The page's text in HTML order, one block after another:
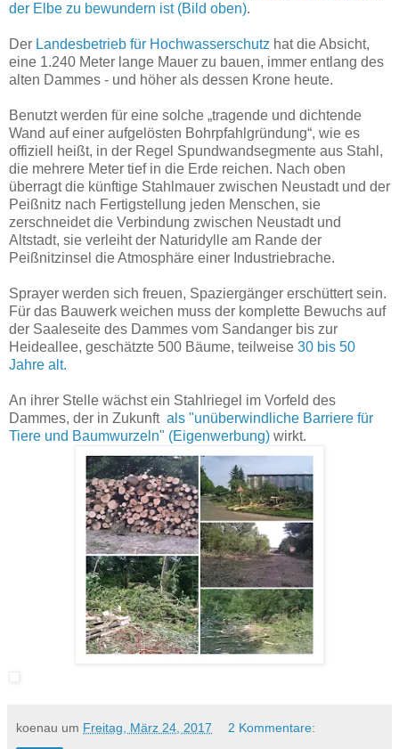
der Elbe zu bewundern ist (Bild oben).
Der Landesbetrieb für Hochwasserschutz hat die Absicht,
eine 1.240 Meter lange Mauer zu bauen, immer entlang des
alten Dammes - und höher als dessen Krone heute.
Benutzt werden für eine solche „tragende und dichtende
Wand auf einer aufgelösten Bohrpfahlgründung“, wie es
offiziell heißt, in der Regel Spundwandsegmente aus Stahl,
die mehrere Meter tief in die Erde reichen. Nach oben
überragt die künftige Stahlmauer zwischen Neustadt und der
Peißnitz nach Fertigstellung jeden Menschen, sie
zerschneidet die Verbindung zwischen Neustadt und
Altstadt, sie verleiht der Naturidylle am Rande der
Peißnitzinsel die Atmosphäre einer Industriebrache.
Sprayer werden sich freuen, Spaziergänger erschüttert sein.
Für das Bauwerk weichen muss der komplette Bewuchs auf
der Saaleseite des Dammes vom Sandanger bis zur
Heideallee, geschätzte 500 Bäume, teilweise 30 bis 50
Jahre alt.
An ihrer Stelle wächst ein Stahlriegel im Vorfeld des
Dammes, der in Zukunft als "unüberwindliche Barriere für
Tiere und Baumwurzeln" (Eigenwerbung) wirkt.
koenau um Freitag, März 24, 2017 2 Kommentare: